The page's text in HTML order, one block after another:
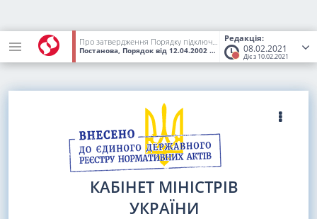
Редакція:
08.02.2021
Діє з 10.02.2021
Про затвердження Порядку підключення до глобальних мереж передачі даних
Постанова, Порядок від 12.04.2002 № 522 (Статус:Втратив
КАБІНЕТ МІНІСТРІВ
УКРАЇНИ